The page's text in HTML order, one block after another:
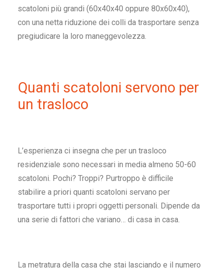
scatoloni più grandi (60x40x40 oppure 80x60x40),
con una netta riduzione dei colli da trasportare senza
pregiudicare la loro maneggevolezza.
Quanti scatoloni servono per
un trasloco
L’esperienza ci insegna che per un trasloco
residenziale sono necessari in media almeno 50-60
scatoloni. Pochi? Troppi? Purtroppo è difficile
stabilire a priori quanti scatoloni servano per
trasportare tutti i propri oggetti personali. Dipende da
una serie di fattori che variano… di casa in casa.
La metratura della casa che stai lasciando e il numero